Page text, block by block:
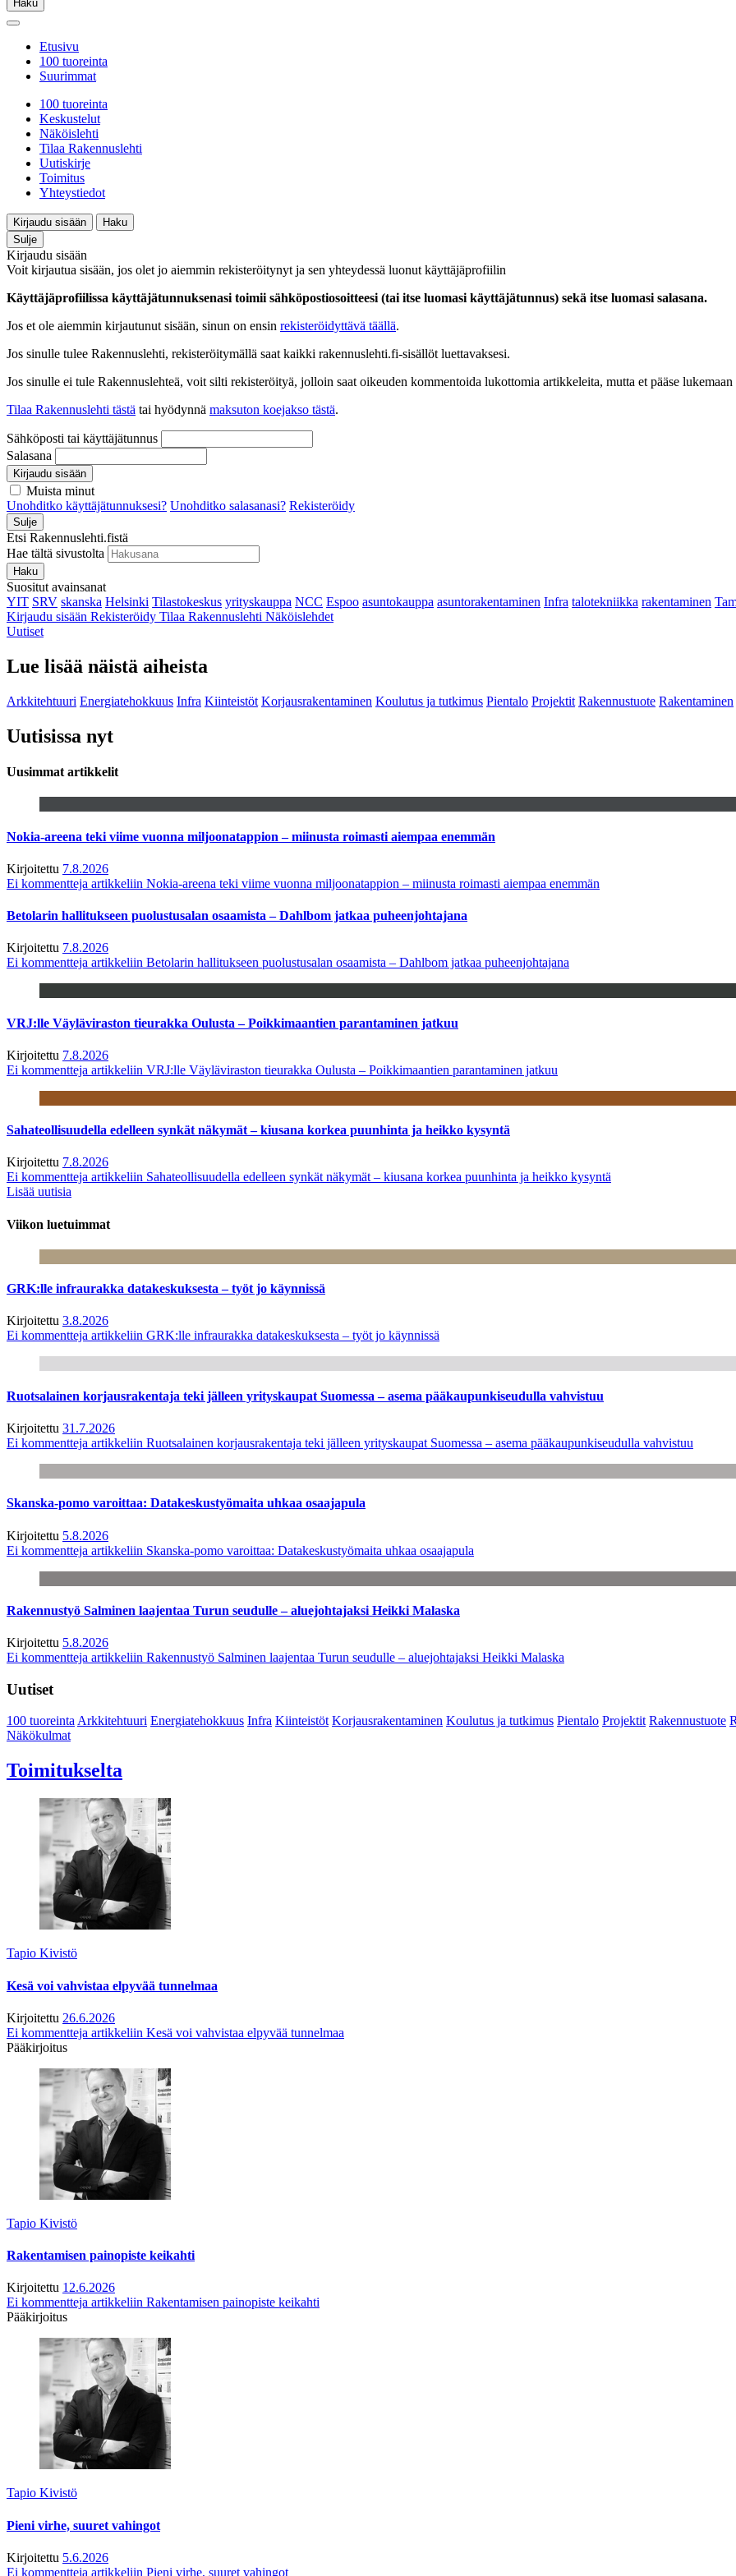
Haku
Etusivu
100 tuoreinta
Suurimmat
100 tuoreinta
Keskustelut
Näköislehti
Tilaa Rakennuslehti
Uutiskirje
Toimitus
Yhteystiedot
Kirjaudu sisään
Haku
Sulje
Kirjaudu sisään
Voit kirjautua sisään, jos olet jo aiemmin rekisteröitynyt ja sen yhteydessä luonut käyttäjäprofiilin
Käyttäjäprofiilissa käyttäjätunnuksenasi toimii sähköpostiosoitteesi (tai itse luomasi käyttäjätunnus) sekä itse luomasi salasana.
Jos et ole aiemmin kirjautunut sisään, sinun on ensin rekisteröidyttävä täällä.
Jos sinulle tulee Rakennuslehti, rekisteröitymällä saat kaikki rakennuslehti.fi-sisällöt luettavaksesi.
Jos sinulle ei tule Rakennuslehteä, voit silti rekisteröityä, jolloin saat oikeuden kommentoida lukottomia artikkeleita, mutta et pääse
Tilaa Rakennuslehti tästä tai hyödynnä maksuton koejakso tästä.
Sähköposti tai käyttäjätunnus
Salasana
Kirjaudu sisään
Muista minut
Unohditko käyttäjätunnuksesi? Unohditko salasanasi? Rekisteröidy
Sulje
Etsi Rakennuslehti.fistä
Hae tältä sivustolta
Haku
Suositut avainsanat
YIT SRV skanska Helsinki Tilastokeskus yrityskauppa NCC Espoo asuntokauppa asuntorakentaminen Infra talotekniikka rakentaminen
Kirjaudu sisään Rekisteröidy Tilaa Rakennuslehti Näköislehdet
Uutiset
Lue lisää näistä aiheista
Arkkitehtuuri Energiatehokkuus Infra Kiinteistöt Korjausrakentaminen Koulutus ja tutkimus Pientalo Projektit Rakennustuote Rakentaminen
Uutisissa nyt
Uusimmat artikkelit
Nokia-areena teki viime vuonna miljoonatappion – miinusta roimasti aiempaa enemmän
Kirjoitettu 7.8.2026
Ei kommentteja artikkeliin Nokia-areena teki viime vuonna miljoonatappion – miinusta roimasti aiempaa enemmän
Betolarin hallitukseen puolustusalan osaamista – Dahlbom jatkaa puheenjohtajana
Kirjoitettu 7.8.2026
Ei kommentteja artikkeliin Betolarin hallitukseen puolustusalan osaamista – Dahlbom jatkaa puheenjohtajana
VRJ:lle Väyläviraston tieurakka Oulusta – Poikkimaantien parantaminen jatkuu
Kirjoitettu 7.8.2026
Ei kommentteja artikkeliin VRJ:lle Väyläviraston tieurakka Oulusta – Poikkimaantien parantaminen jatkuu
Sahateollisuudella edelleen synkät näkymät – kiusana korkea puunhinta ja heikko kysyntä
Kirjoitettu 7.8.2026
Ei kommentteja artikkeliin Sahateollisuudella edelleen synkät näkymät – kiusana korkea puunhinta ja heikko kysyntä
Lisää uutisia
Viikon luetuimmat
GRK:lle infraurakka datakeskuksesta – työt jo käynnissä
Kirjoitettu 3.8.2026
Ei kommentteja artikkeliin GRK:lle infraurakka datakeskuksesta – työt jo käynnissä
Ruotsalainen korjausrakentaja teki jälleen yrityskaupat Suomessa – asema pääkaupunkiseudulla vahvistuu
Kirjoitettu 31.7.2026
Ei kommentteja artikkeliin Ruotsalainen korjausrakentaja teki jälleen yrityskaupat Suomessa – asema pääkaupunkiseudulla vahvistuu
Skanska-pomo varoittaa: Datakeskustyömaita uhkaa osaajapula
Kirjoitettu 5.8.2026
Ei kommentteja artikkeliin Skanska-pomo varoittaa: Datakeskustyömaita uhkaa osaajapula
Rakennustyö Salminen laajentaa Turun seudulle – aluejohtajaksi Heikki Malaska
Kirjoitettu 5.8.2026
Ei kommentteja artikkeliin Rakennustyö Salminen laajentaa Turun seudulle – aluejohtajaksi Heikki Malaska
Uutiset
100 tuoreintaArkkitehtuuri Energiatehokkuus Infra Kiinteistöt Korjausrakentaminen Koulutus ja tutkimus Pientalo Projektit Rakennustuote
Näkökulmat
Toimitukselta
Tapio Kivistö
Kesä voi vahvistaa elpyvää tunnelmaa
Kirjoitettu 26.6.2026
Ei kommentteja artikkeliin Kesä voi vahvistaa elpyvää tunnelmaa
Pääkirjoitus
Tapio Kivistö
Rakentamisen painopiste keikahti
Kirjoitettu 12.6.2026
Ei kommentteja artikkeliin Rakentamisen painopiste keikahti
Pääkirjoitus
Tapio Kivistö
Pieni virhe, suuret vahingot
Kirjoitettu 5.6.2026
Ei kommentteja artikkeliin Pieni virhe, suuret vahingot